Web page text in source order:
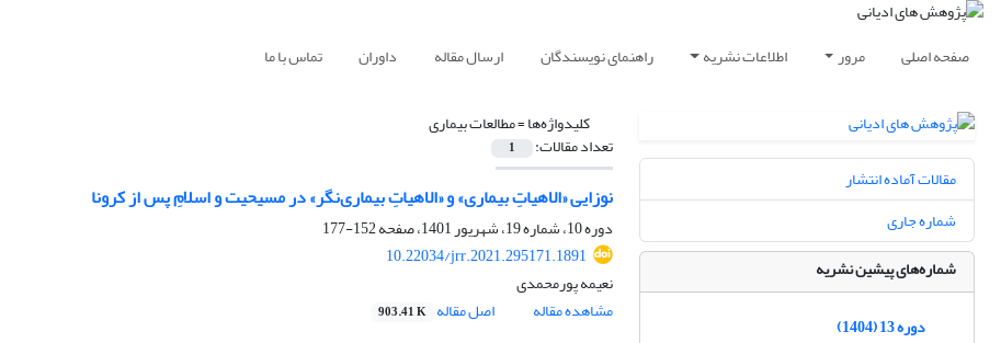
صفحه اصلی مرور اطلاعات نشریه راهنمای نویسندگان ارسال مقاله داوران تماس با ما
کلیدواژه‌ها =مطالعات بیماری
تعداد مقالات: 1
نوزایی «الاهیاتِ بیماری» و «الاهیاتِ بیماری‌نگر» در مسیحیت و اسلامِ پس از کرونا
دوره 10، شماره 19، شهریور 1401، صفحه
152-177
10.22034/jrr.2021.295171.1891
نعیمه پورمحمدی
مشاهده مقاله
اصل مقاله 903.41 K
مقالات آماده انتشار
شماره جاری
شماره‌های پیشین نشریه
دوره 13 (1404)